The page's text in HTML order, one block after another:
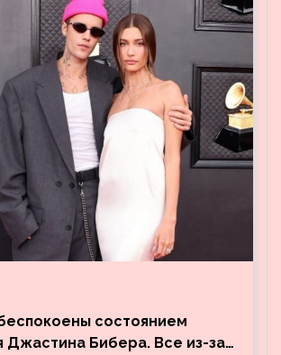
состоянием
Джастина Бибера. Все из-за